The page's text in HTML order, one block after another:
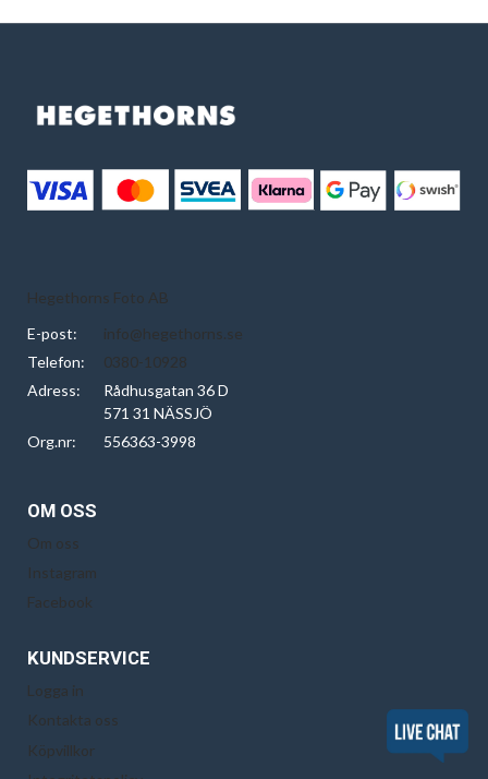
Hegethorns Foto AB
E-post:
info@hegethorns.se
Telefon:
0380-10928
Adress:
Rådhusgatan 36 D
571 31 NÄSSJÖ
Org.nr:
556363-3998
OM OSS
Om oss
Instagram
Facebook
KUNDSERVICE
Logga in
Kontakta oss
Köpvillkor